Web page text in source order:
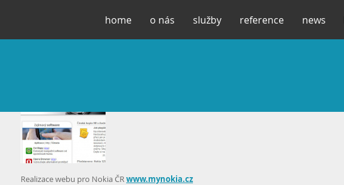
home o nás služby reference news
Realizace webu pro Nokia ČRwww.mynokia.cz